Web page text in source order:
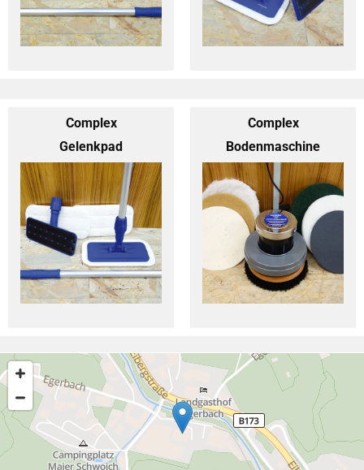
Complex
Gelenkpad
Complex
Bodenmaschine